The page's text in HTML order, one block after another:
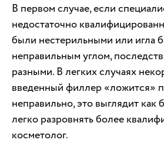
В первом случае, если
недостаточно
были нестерильными или игла
неправильным углом,
разными. В легких случаях
введенный филлер «ложится»
неправильно, это выглядит как
легко разровнять более
косметолог.